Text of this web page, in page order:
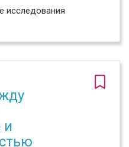
исследования
и